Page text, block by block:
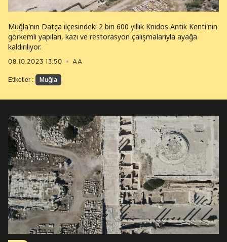
08.10.2023 13:50 AA
Muğla'nın Datça ilçesindeki 2 bin 600 yıllık Knidos Antik Kenti'nin
görkemli yapıları, kazı ve restorasyon çalışmalarıyla ayağa
kaldırılıyor.
Etiketler : Muğla